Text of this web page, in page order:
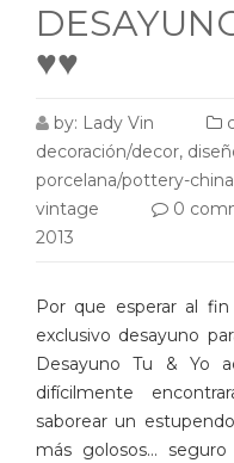
♥♥
by: Lady Vin
decoración/decor,
porcelana/pottery-china
vintage
0
2013
Por que esperar al
exclusivo desayuno
Desayuno Tu & Yo
difícilmente
saborear un
más golosos…